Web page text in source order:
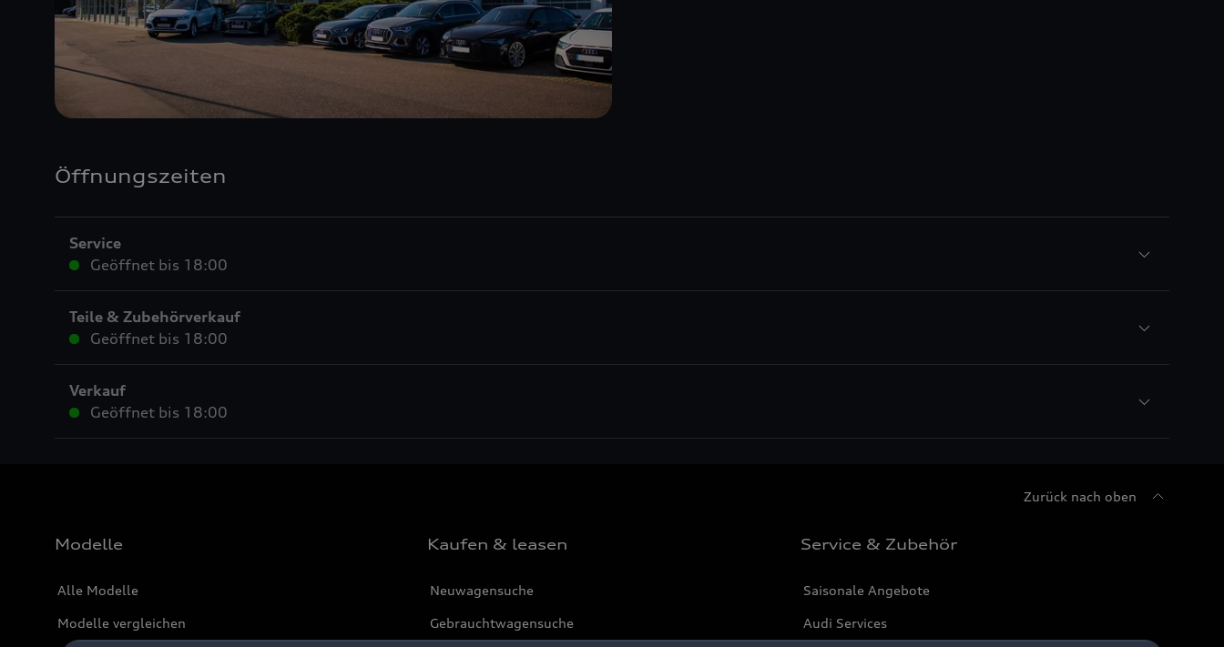
Öffnungszeiten
Service
Geöffnet bis 18:00
Teile & Zubehörverkauf
Geöffnet bis 18:00
Verkauf
Geöffnet bis 18:00
Zurück nach oben
Modelle
Alle Modelle
Modelle vergleichen
Kaufen & leasen
Neuwagensuche
Gebrauchtwagensuche
Service & Zubehör
Saisonale Angebote
Audi Services